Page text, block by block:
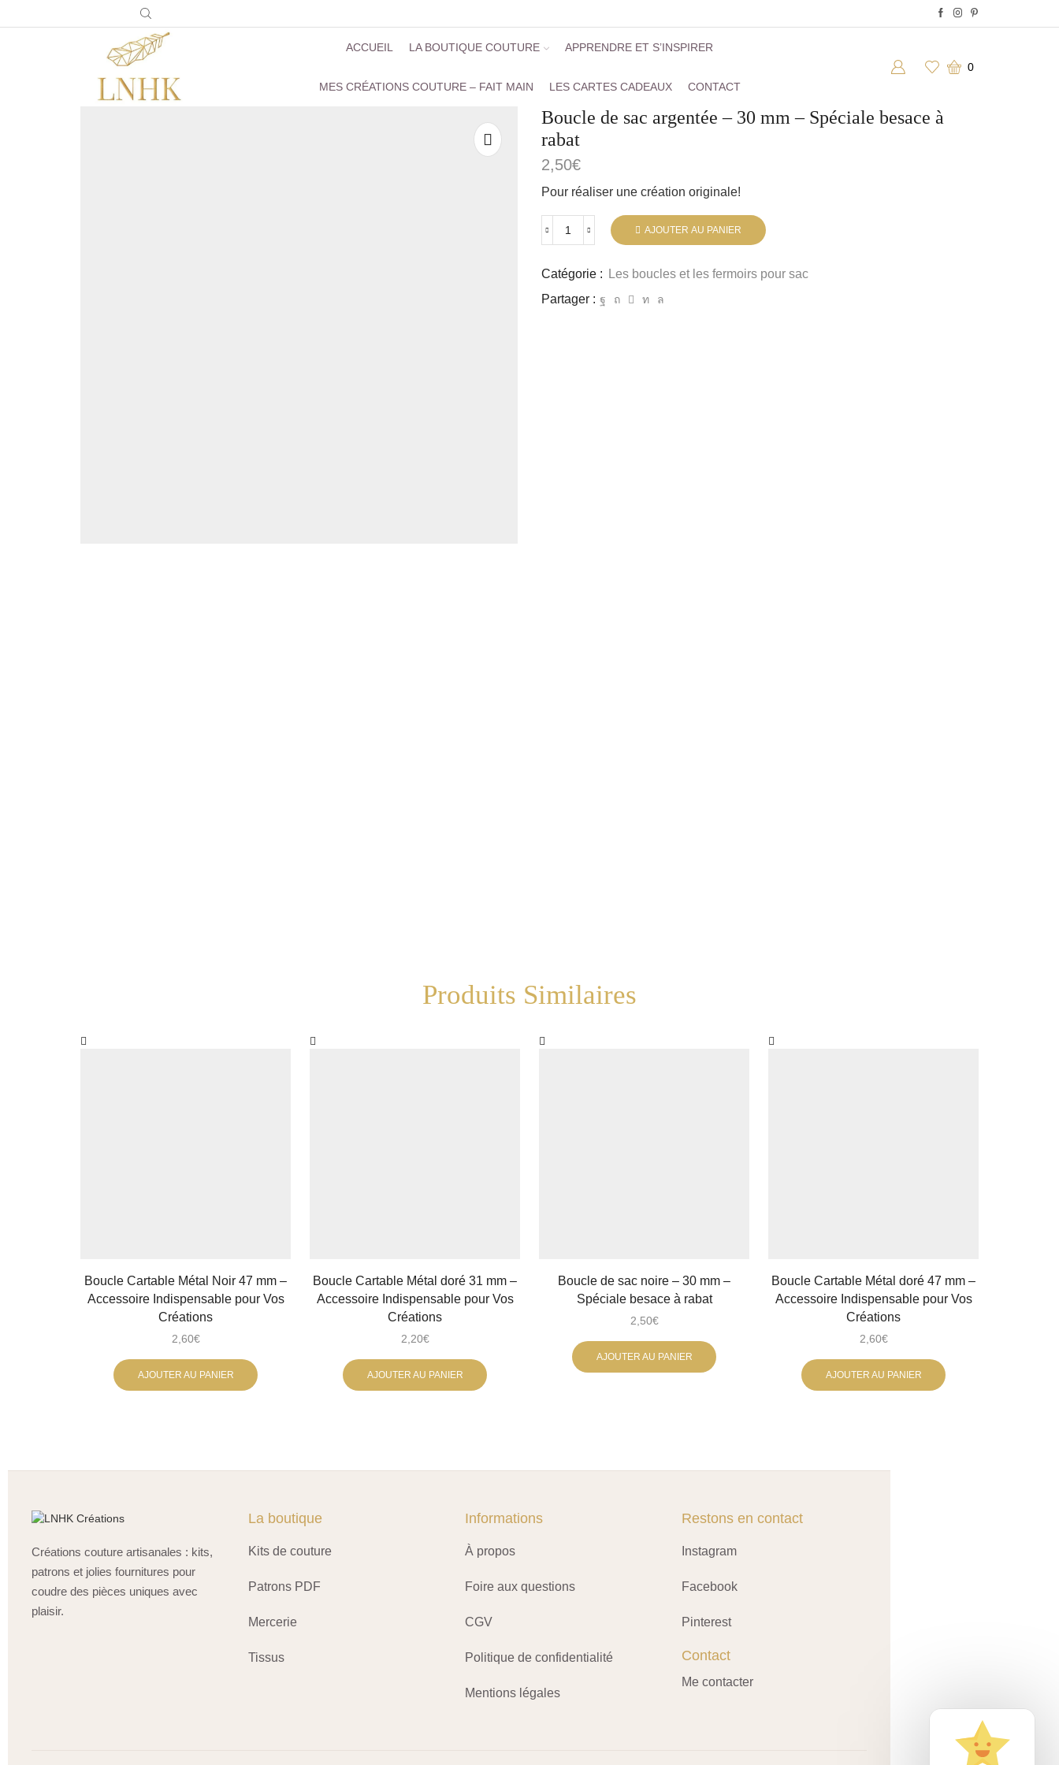
ACCUEIL LA BOUTIQUE COUTURE APPRENDRE ET S’INSPIRER
MES CRÉATIONS COUTURE – FAIT MAIN LES CARTES CADEAUX CONTACT
0
Boucle de sac argentée – 30 mm – Spéciale besace à
rabat
2,50€
Pour réaliser une création originale!
AJOUTER AU PANIER
Catégorie :
Les boucles et les fermoirs pour sac
Partager :
Produits Similaires
Boucle Cartable Métal Noir 47 mm –
Accessoire Indispensable pour Vos
Créations
2,60€
AJOUTER AU PANIER
Boucle Cartable Métal doré 31 mm –
Accessoire Indispensable pour Vos
Créations
2,20€
AJOUTER AU PANIER
Boucle de sac noire – 30 mm –
Spéciale besace à rabat
2,50€
AJOUTER AU PANIER
Boucle Cartable Métal doré 47 mm –
Accessoire Indispensable pour Vos
Créations
2,60€
AJOUTER AU PANIER
Créations couture artisanales : kits,
patrons et jolies fournitures pour
coudre des pièces uniques avec
plaisir.
La boutique
Kits de couture
Patrons PDF
Mercerie
Tissus
Informations
À propos
Foire aux questions
CGV
Politique de confidentialité
Mentions légales
Restons en contact
Instagram
Facebook
Pinterest
Contact
Me contacter